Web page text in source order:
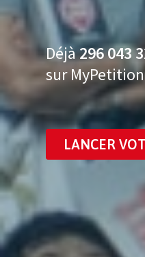
Déjà296 043
sur
LANCER